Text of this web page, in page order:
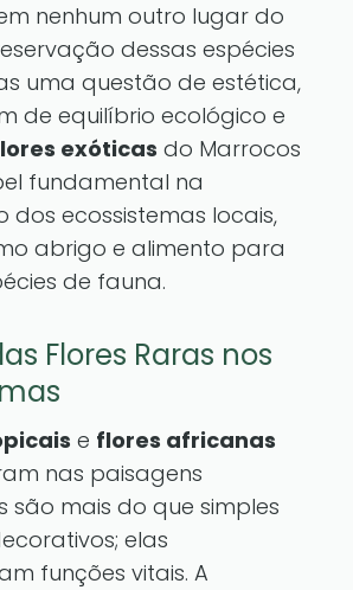
nenhum outro lugar do
dessas espécies
uma questão de estética,
de equilíbrio ecológico e
exóticas do Marrocos
fundamental na
dos ecossistemas locais,
abrigo e alimento para
de fauna.
Flores Raras nos
e flores africanas
nas paisagens
são mais do que simples
elas
funções vitais. A